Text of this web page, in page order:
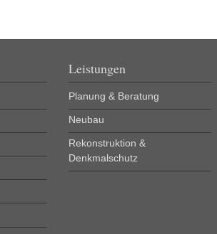
Leistungen
Planung & Beratung
Neubau
Rekonstruktion &
Denkmalschutz